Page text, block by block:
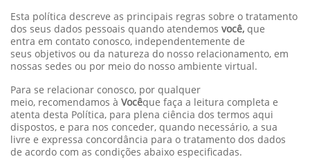
Esta política descreve as principais regras sobre o tratamento
dos seus dados pessoais quando atendemos você, que
entra em contato conosco, independentemente de
seus objetivos ou da natureza do nosso relacionamento, em
nossas sedes ou por meio do nosso ambiente virtual.
Para se relacionar conosco, por qualquer
meio, recomendamos à Vocêque faça a leitura completa e
atenta desta Política, para plena ciência dos termos aqui
dispostos, e para nos conceder, quando necessário, a sua
livre e expressa concordância para o tratamento dos dados
de acordo com as condições abaixo especificadas.